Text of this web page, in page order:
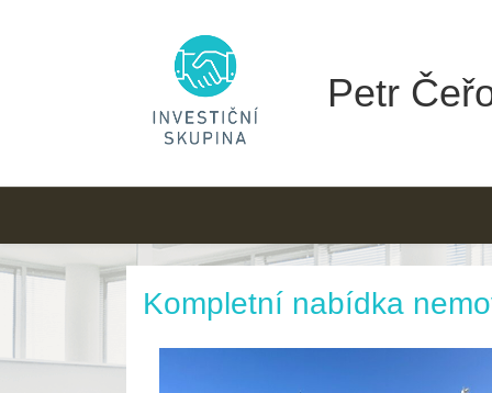
Petr
Kompletní nabídka